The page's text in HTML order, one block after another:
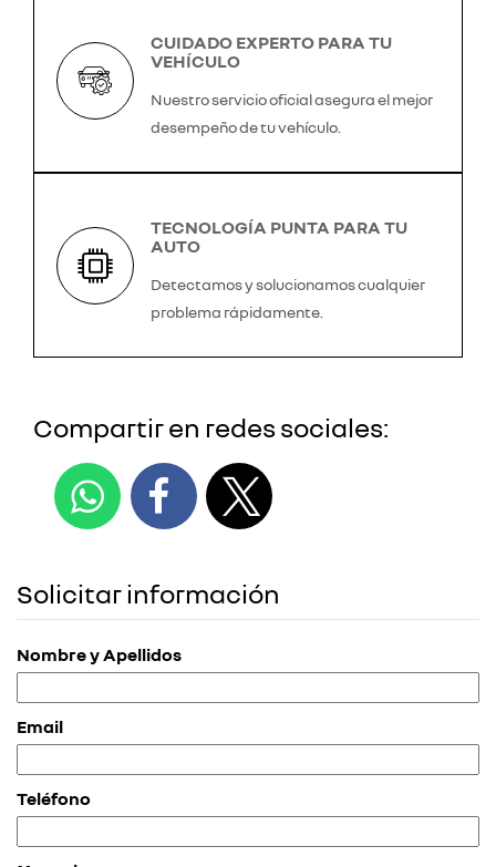
CUIDADO EXPERTO PARA TU
VEHÍCULO
Nuestro servicio oficial asegura el mejor
desempeño de tu vehículo.
TECNOLOGÍA PUNTA PARA TU
AUTO
Detectamos y solucionamos cualquier
problema rápidamente.
Compartir en redes sociales:
Solicitar información
Nombre y Apellidos
Email
Teléfono